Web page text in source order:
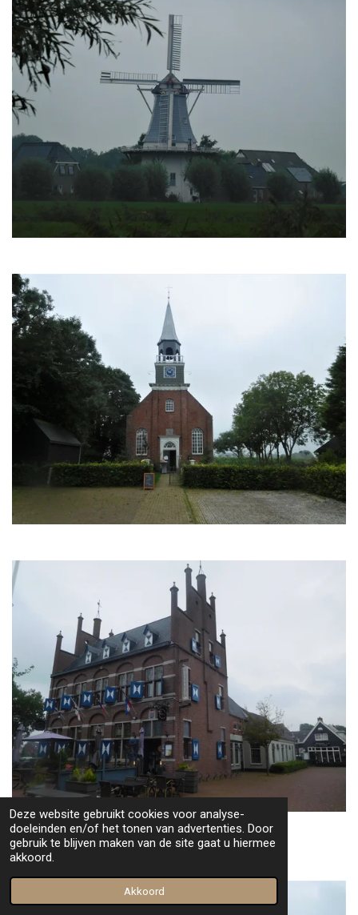
Deze website gebruikt cookies voor analyse-
doeleinden en/of het tonen van advertenties. Door
gebruik te blijven maken van de site gaat u hiermee
akkoord.
Akkoord
Friesland